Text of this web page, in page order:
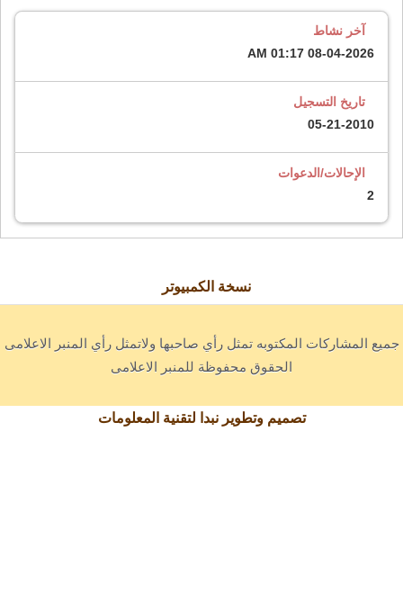
آخر نشاط
08-04-2026
01:17 AM
تاريخ التسجيل
05-21-2010
الإحالات/الدعوات
2
نسخة الكمبيوتر
جميع المشاركات المكتوبه تمثل رأي صاحبها ولاتمثل رأي المنبر الاعلامى
الحقوق محفوظة للمنبر الاعلامى
تصميم وتطوير نبدا لتقنية المعلومات